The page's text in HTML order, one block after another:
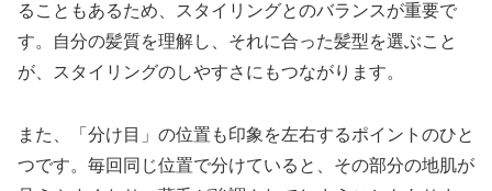
ることもあるため、スタイリングとのバランスが重要で
す。自分の髪質を理解し、それに合った髪型を選ぶこと
が、スタイリングのしやすさにもつながります。
また、「分け目」の位置も印象を左右するポイントのひと
つです。毎回同じ位置で分けていると、その部分の地肌が